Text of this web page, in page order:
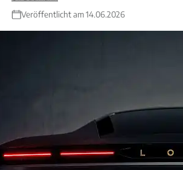
Veröffentlicht am 14.06.2026